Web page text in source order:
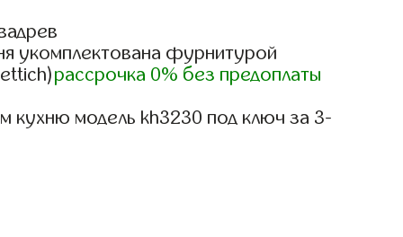
укомплектована фурнитурой
рассрочка 0% без предоплаты
кухню модель kh3230 под ключ за 3-